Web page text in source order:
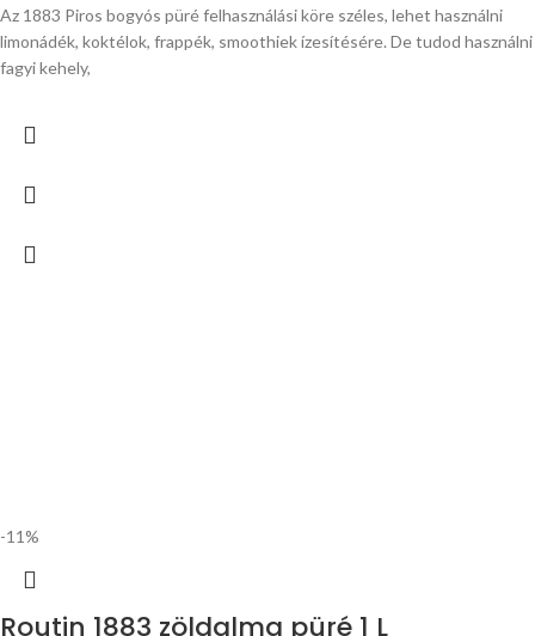
Az 1883 Piros bogyós püré felhasználási köre széles, lehet használni
limonádék, koktélok, frappék, smoothiek ízesítésére. De tudod használni
fagyi kehely,
-11%
Routin 1883 zöldalma püré 1 L